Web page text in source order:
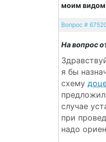
моим видом
Вопрос #
На вопрос
я бы
схему
случае
при
надо